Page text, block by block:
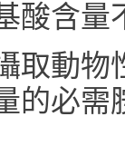
酸含量
動物
的必需